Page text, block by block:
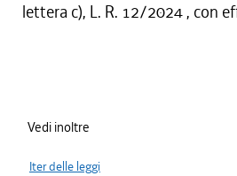
lettera c), L. R. 12/2024 , con
Vedi inoltre
Iter delle leggi